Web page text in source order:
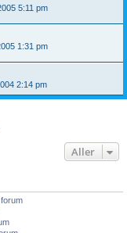
5:11 pm
1:31 pm
2:14 pm
Aller